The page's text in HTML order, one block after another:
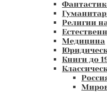
Религии
Медицина
Книги до